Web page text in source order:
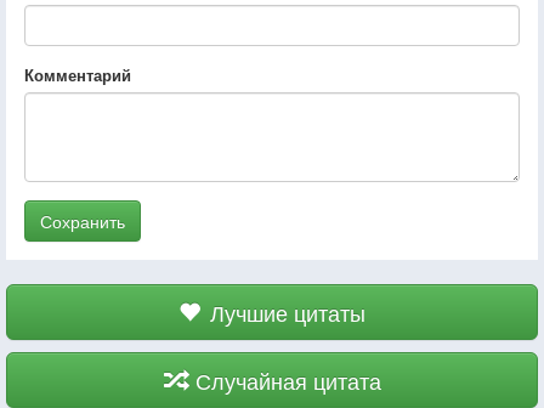
Комментарий
Сохранить
Лучшие цитаты
Случайная цитата